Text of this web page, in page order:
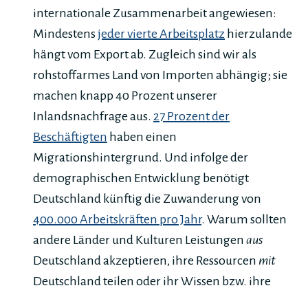
internationale Zusammenarbeit angewiesen:
Mindestensjeder vierte Arbeitsplatz hierzulande
hängt vom Export ab. Zugleich sind wir als
rohstoffarmes Land von Importen abhängig; sie
machen knapp 40 Prozent unserer
Inlandsnachfrage aus. 27 Prozent der
Beschäftigten haben einen
Migrationshintergrund. Und infolge der
demographischen Entwicklung benötigt
Deutschland künftig die Zuwanderung von
400.000 Arbeitskräften pro Jahr. Warum sollten
andere Länder und Kulturen Leistungen aus
Deutschland akzeptieren, ihre Ressourcen mit
Deutschland teilen oder ihr Wissen bzw. ihre